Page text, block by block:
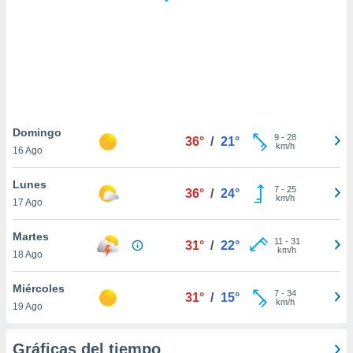
similares
como
sitio
de
traten tus
en
interés
su
Domingo
16 Ago
36° / 21° 9- 28
km/h
Lunes
17 Ago
36° / 24° 7- 25
km/h
Martes
18 Ago
31° / 22° 11 - 31
km/h
Miércoles
19 Ago
31° / 15° 7- 34
km/h
Gráficas del tiempo